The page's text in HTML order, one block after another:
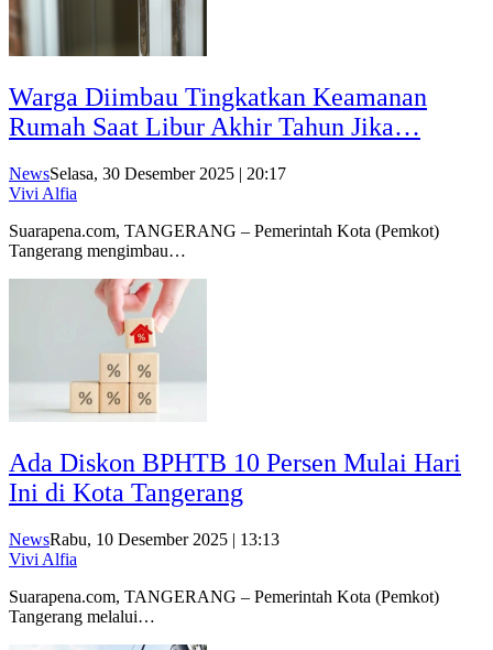
Warga Diimbau Tingkatkan Keamanan
Rumah Saat Libur Akhir Tahun Jika…
NewsSelasa, 30 Desember 2025 | 20:17
Vivi Alfia
Suarapena.com, TANGERANG – Pemerintah Kota (Pemkot)
Tangerang mengimbau…
Ada Diskon BPHTB 10 Persen Mulai Hari
Ini di Kota Tangerang
NewsRabu, 10 Desember 2025 | 13:13
Vivi Alfia
Suarapena.com, TANGERANG – Pemerintah Kota (Pemkot)
Tangerang melalui…